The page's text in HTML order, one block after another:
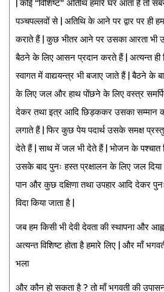
| कोई “विशिष्ट” अतिथि हमारे घर आता है तो
पञ्चपल्लवों से | अतिथि के आने पर द्वार पर ही
कराते हैं | कुछ भीतर आने पर उसका आरता भी
बैठने के लिए आसन प्रदान करते हैं | अत्यन्त ही
स्वागत में वाद्ययन्त्र भी बजाए जाते हैं | बैठने के
के लिए जल और हाथ पोंछने के लिए वस्त्र
देकर तथा इत्र आदि छिड़ककर उसका सम्मान
लगाते हैं | फिर कुछ पेय पदार्थ उसके समक्ष
देते हैं | साथ में जल भी देते हैं | भोजन के पश्चात
उसके बाद पुनः हस्त प्रक्षालन के लिए जल
पान और कुछ दक्षिणा तथा उपहार आदि देकर
विदा किया जाता है |
जब हम किसी भी देवी देवता की स्थापना और
अत्यन्त विशिष्ट होता है हमारे लिए | और माँ
भला
और कौन हो सकता है ? तो माँ भगवती की